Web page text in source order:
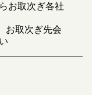
お取次ぎ各社
お取次ぎ先会